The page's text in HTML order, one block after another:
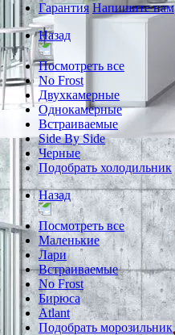
Гарантия Напишите нам
Назад
Посмотреть все
No Frost
Двухкамерные
Однокамерные
Встраиваемые
Side By Side
Черные
Подобрать холодильник
Назад
Посмотреть все
Маленькие
Лари
Встраиваемые
No Frost
Бирюса
Atlant
Подобрать морозильник